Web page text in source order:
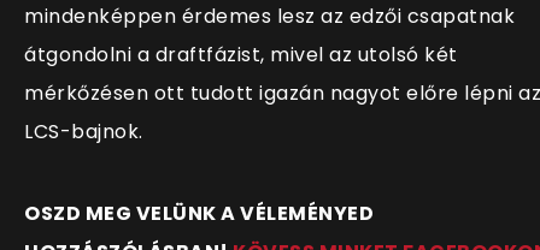
mindenképpen érdemes lesz az edzői csapatnak
átgondolni a draftfázist, mivel az utolsó két
mérkőzésen ott tudott igazán nagyot előre lépni az
LCS-bajnok.
OSZD MEG VELÜNK A VÉLEMÉNYED